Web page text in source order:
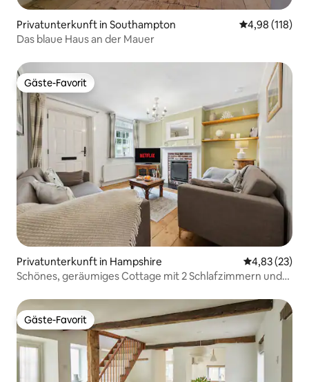
Privatunterkunft in Southampton
4,98 (118)
Das blaue Haus an der Mauer
Gäste-Favorit
Gäste-Favorit
Privatunterkunft in Hampshire
4,83 (23)
Schönes, geräumiges Cottage mit 2 Schlafzimmern und
Gäste-Favorit
Gäste-Favorit